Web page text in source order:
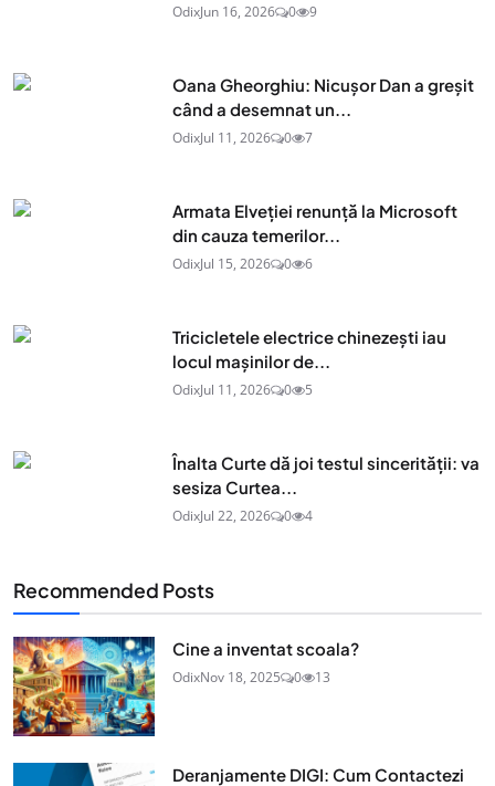
OdixJun 16, 2026 0 9
Oana Gheorghiu: Nicușor Dan a greșit
când a desemnat un...
OdixJul 11, 2026 0 7
Armata Elveției renunță la Microsoft
din cauza temerilor...
OdixJul 15, 2026 0 6
Tricicletele electrice chinezești iau
locul mașinilor de...
OdixJul 11, 2026 0 5
Înalta Curte dă joi testul sincerității: va
sesiza Curtea...
OdixJul 22, 2026 0 4
Recommended Posts
Cine a inventat scoala?
OdixNov 18, 2025 0 13
Deranjamente DIGI: Cum Contactezi